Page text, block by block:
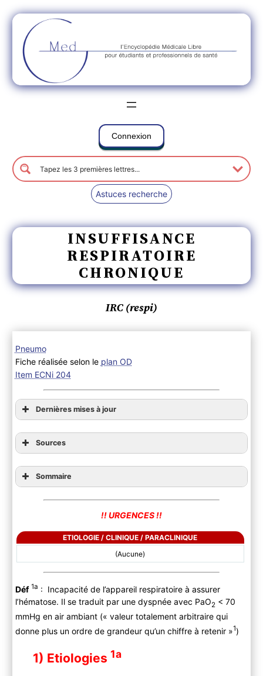
Connexion
Astuces recherche
INSUFFISANCE
RESPIRATOIRE
CHRONIQUE
IRC (respi)
Pneumo
Fiche réalisée selon le plan OD
Item ECNi 204
Dernières mises à jour
Sources
Sommaire
!! URGENCES !!
ETIOLOGIE / CLINIQUE / PARACLINIQUE
(Aucune)
Déf 1a : Incapacité de l’appareil respiratoire à assurer
l’hématose. Il se traduit par une dyspnée avec PaO2 < 70
mmHg en air ambiant (« valeur totalement arbitraire qui
donne plus un ordre de grandeur qu’un chiffre à retenir »1)
1) Etiologies 1a